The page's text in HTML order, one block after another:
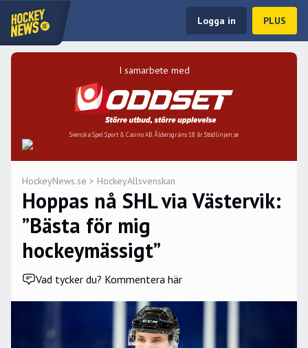
Logga in PLUS
I samarbete med
Svenska Spel Sport & Casino AB. Åldersgräns 18 år. Stödlinjen.se
HockeyNews.se > HockeyAllsvenskan
Hoppas nå SHL via Västervik:
”Bästa för mig
hockeymässigt”
Vad tycker du? Kommentera här